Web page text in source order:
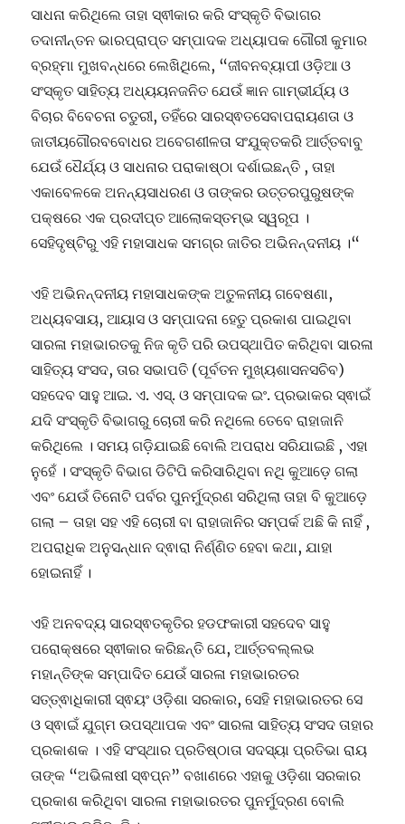
ସାଧନା କରିଥିଲେ ତାହା ସ୍ଵୀକାର କରି ସଂସ୍କୃତି ବିଭାଗର
ତଦାନୀନ୍ତନ ଭାରପ୍ରାପ୍ତ ସମ୍ପାଦକ ଅଧ୍ୟାପକ ଗୌରୀ କୁମାର
ବ୍ରହ୍ମା ମୁଖବନ୍ଧରେ ଲେଖିଥିଲେ, “ଜୀବନବ୍ୟାପୀ ଓଡ଼ିଆ ଓ
ସଂସ୍କୃତ ସାହିତ୍ୟ ଅଧ୍ୟୟନଜନିତ ଯେଉଁ ଜ୍ଞାନ ଗାମ୍ଭୀର୍ଯ୍ୟ ଓ
ବିଚାର ବିବେଚନା ଚତୁରୀ, ତହିଁରେ ସାରସ୍ଵତସେବାପରାୟଣତା ଓ
ଜାତୀୟଗୌରବବୋଧର ଅବେଗଶୀଳତା ସଂଯୁକ୍ତକରି ଆର୍ତ୍ତବାବୁ
ଯେଉଁ ଧୈର୍ଯ୍ୟ ଓ ସାଧନାର ପରାକାଷ୍ଠା ଦର୍ଶାଇଛନ୍ତି , ତାହା
ଏକାବେଳକେ ଅନନ୍ୟସାଧରଣ ଓ ତାଙ୍କର ଉତ୍ତରପୁରୁଷଙ୍କ
ପକ୍ଷରେ ଏକ ପ୍ରଦୀପ୍ତ ଆଲୋକସ୍ତମ୍ଭ ସ୍ୱରୂପ ।
ସେହିଦୃଷ୍ଟିରୁ ଏହି ମହାସାଧକ ସମଗ୍ର ଜାତିର ଅଭିନନ୍ଦନୀୟ ।“
ଏହି ଅଭିନନ୍ଦନୀୟ ମହାସାଧକଙ୍କ ଅତୁଳନୀୟ ଗବେଷଣା,
ଅଧ୍ୟବସାୟ, ଆୟାସ ଓ ସମ୍ପାଦନା ହେତୁ ପ୍ରକାଶ ପାଇଥିବା
ସାରଳା ମହାଭାରତକୁ ନିଜ କୃତି ପରି ଉପସ୍ଥାପିତ କରିଥିବା ସାରଳା
ସାହିତ୍ୟ ସଂସଦ, ତାର ସଭାପତି (ପୂର୍ବତନ ମୁଖ୍ୟଶାସନସଚିବ)
ସହଦେବ ସାହୁ ଆଇ. ଏ. ଏସ୍. ଓ ସମ୍ପାଦକ ଇଂ. ପ୍ରଭାକର ସ୍ଵାଇଁ
ଯଦି ସଂସ୍କୃତି ବିଭାଗରୁ ଚୋରୀ କରି ନଥିଲେ ତେବେ ରାହାଜାନି
କରିଥିଲେ । ସମୟ ଗଡ଼ିଯାଇଛି ବୋଲି ଅପରାଧ ସରିଯାଇଛି , ଏହା
ନୁହେଁ । ସଂସ୍କୃତି ବିଭାଗ ଡିଟିପି କରିସାରିଥିବା ନଥି କୁଆଡ଼େ ଗଲା
ଏବଂ ଯେଉଁ ତିନୋଟି ପର୍ବର ପୁନର୍ମୁଦ୍ରଣ ସରିଥିଲା ତାହା ବି କୁଆଡ଼େ
ଗଲା – ତାହା ସହ ଏହି ଚୋରୀ ବା ରାହାଜାନିର ସମ୍ପର୍କ ଅଛି କି ନାହିଁ ,
ଅପରାଧିକ ଅନୁସନ୍ଧାନ ଦ୍ଵାରା ନିର୍ଣ୍ଣିତ ହେବା କଥା, ଯାହା
ହୋଇନାହିଁ ।
ଏହି ଅନବଦ୍ୟ ସାରସ୍ଵତକୃତିର ହଡଫକାରୀ ସହଦେବ ସାହୁ
ପରୋକ୍ଷରେ ସ୍ଵୀକାର କରିଛନ୍ତି ଯେ, ଆର୍ତ୍ତବଲ୍ଲଭ
ମହାନ୍ତିଙ୍କ ସମ୍ପାଦିତ ଯେଉଁ ସାରଳା ମହାଭାରତର
ସତ୍ତ୍ଵାଧିକାରୀ ସ୍ଵୟଂ ଓଡ଼ିଶା ସରକାର, ସେହି ମହାଭାରତର ସେ
ଓ ସ୍ଵାଇଁ ଯୁଗ୍ମ ଉପସ୍ଥାପକ ଏବଂ ସାରଳା ସାହିତ୍ୟ ସଂସଦ ତାହାର
ପ୍ରକାଶକ । ଏହି ସଂସ୍ଥାର ପ୍ରତିଷ୍ଠାତା ସଦସ୍ୟା ପ୍ରତିଭା ରାୟ
ତାଙ୍କ “ଅଭିଳାଷୀ ସ୍ଵପ୍ନ” ବଖାଣରେ ଏହାକୁ ଓଡ଼ିଶା ସରକାର
ପ୍ରକାଶ କରିଥିବା ସାରଳା ମହାଭାରତର ପୁନର୍ମୁଦ୍ରଣ ବୋଲି